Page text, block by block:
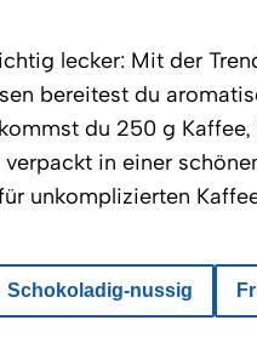
Schokoladig-nussig
lecker: Mit der
bereitest du
du 250 g Kaffee,
in einer
unkomplizierten